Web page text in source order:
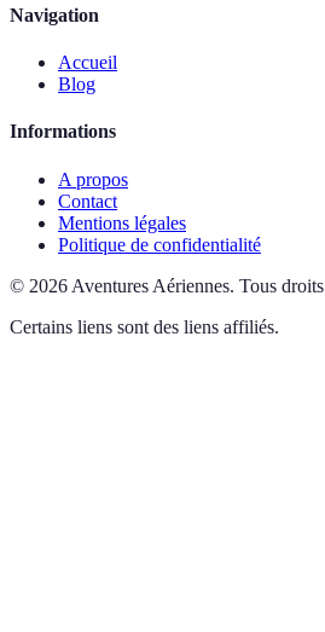
Navigation
Accueil
Blog
Informations
A propos
Contact
Mentions légales
Politique de confidentialité
© 2026 Aventures Aériennes. Tous
Certains liens sont des liens affiliés.